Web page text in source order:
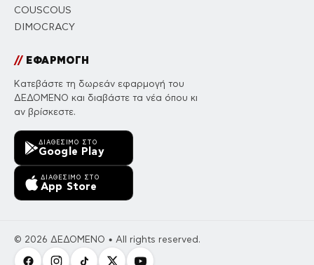
COUSCOUS
DIMOCRACY
//ΕΦΑΡΜΟΓΗ
Κατεβάστε τη δωρεάν εφαρμογή του
ΔΕΔΟΜΕΝΟ και διαβάστε τα νέα όπου κι
αν βρίσκεστε.
ΔΙΑΘΈΣΙΜΟ ΣΤΟ
Google Play
ΔΙΑΘΈΣΙΜΟ ΣΤΟ
App Store
© 2026 ΔΕΔΟΜΕΝΟ • All rights reserved.